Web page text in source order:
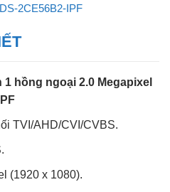
DS-2CE56B2-IPF
1 hồng ngoại 2.0 Megapixel
TVI/AHD/CVI/CVBS.
(1920 x 1080).